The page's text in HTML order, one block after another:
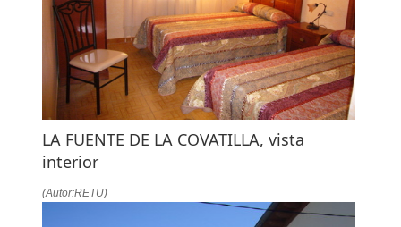
LA FUENTE DE LA COVATILLA, vista
interior
(Autor:RETU)